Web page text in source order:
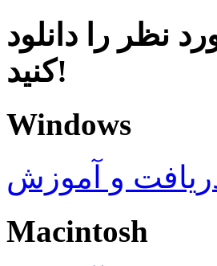
نظر را دانلود
کنید!
Windows
و آموزش
Macintosh